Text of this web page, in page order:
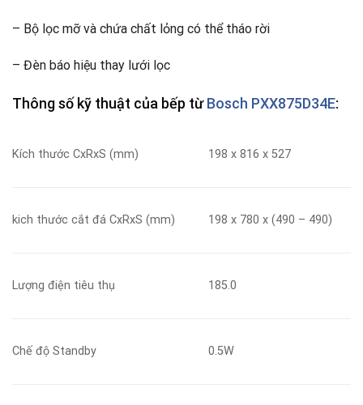
– Bộ lọc mỡ và chứa chất lỏng có thể tháo rời
– Đèn báo hiệu thay lưới lọc
Thông số kỹ thuật của bếp từBosch PXX875D34E:
Kích thước CxRxS (mm) 198 x 816 x 527
kich thước cắt đá CxRxS (mm) 198 x 780 x (490 – 490)
Lượng điện tiêu thụ 185.0
Chế độ Standby 0.5W